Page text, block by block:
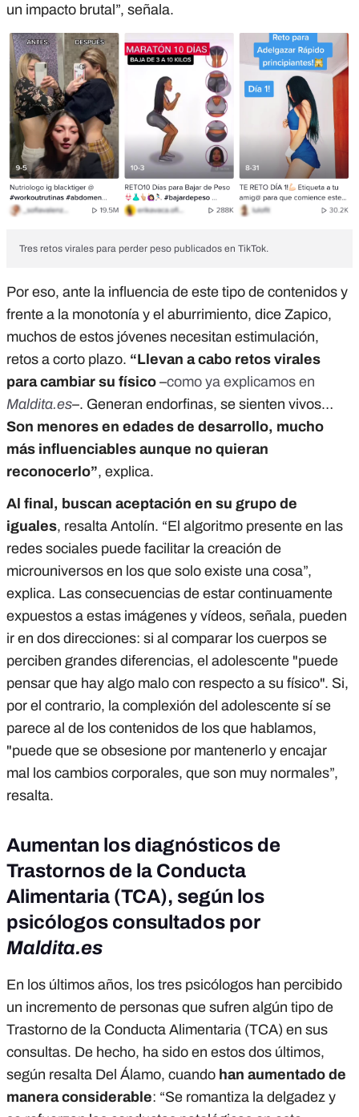
un impacto brutal”, señala.
Tres retos virales para perder peso publicados en TikTok.
Por eso, ante la influencia de este tipo de contenidos y
frente a la monotonía y el aburrimiento, dice Zapico,
muchos de estos jóvenes necesitan estimulación,
retos a corto plazo. “Llevan a cabo retos virales
para cambiar su físico –como ya explicamos en
Maldita.es–. Generan endorfinas, se sienten vivos…
Son menores en edades de desarrollo, mucho
más influenciables aunque no quieran
reconocerlo”, explica.
Al final, buscan aceptación en su grupo de
iguales, resalta Antolín. “El algoritmo presente en las
redes sociales puede facilitar la creación de
microuniversos en los que solo existe una cosa”,
explica. Las consecuencias de estar continuamente
expuestos a estas imágenes y vídeos, señala, pueden
ir en dos direcciones: si al comparar los cuerpos se
perciben grandes diferencias, el adolescente "puede
pensar que hay algo malo con respecto a su físico". Si,
por el contrario, la complexión del adolescente sí se
parece al de los contenidos de los que hablamos,
"puede que se obsesione por mantenerlo y encajar
mal los cambios corporales, que son muy normales”,
resalta.
Aumentan los diagnósticos de
Trastornos de la Conducta
Alimentaria (TCA), según los
psicólogos consultados por
Maldita.es
En los últimos años, los tres psicólogos han percibido
un incremento de personas que sufren algún tipo de
Trastorno de la Conducta Alimentaria (TCA) en sus
consultas. De hecho, ha sido en estos dos últimos,
según resalta Del Álamo, cuando han aumentado de
manera considerable: “Se romantiza la delgadez y